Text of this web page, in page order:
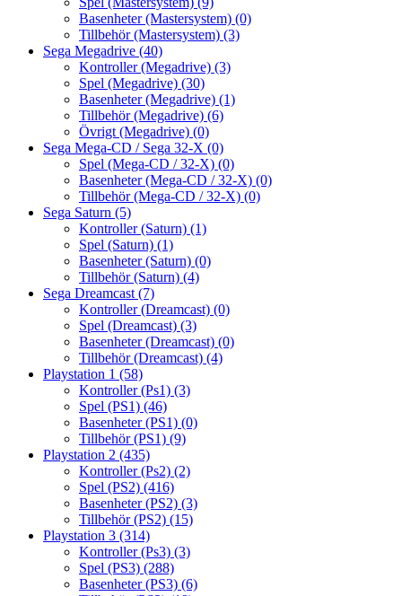
Basenheter (Mastersystem) (0)
Tillbehör (Mastersystem) (3)
Sega Megadrive (40)
Kontroller (Megadrive) (3)
Spel (Megadrive) (30)
Basenheter (Megadrive) (1)
Tillbehör (Megadrive) (6)
Övrigt (Megadrive) (0)
Sega Mega-CD / Sega 32-X (0)
Spel (Mega-CD / 32-X) (0)
Basenheter (Mega-CD / 32-X) (0)
Tillbehör (Mega-CD / 32-X) (0)
Sega Saturn (5)
Kontroller (Saturn) (1)
Spel (Saturn) (1)
Basenheter (Saturn) (0)
Tillbehör (Saturn) (4)
Sega Dreamcast (7)
Kontroller (Dreamcast) (0)
Spel (Dreamcast) (3)
Basenheter (Dreamcast) (0)
Tillbehör (Dreamcast) (4)
Playstation 1 (58)
Kontroller (Ps1) (3)
Spel (PS1) (46)
Basenheter (PS1) (0)
Tillbehör (PS1) (9)
Playstation 2 (435)
Kontroller (Ps2) (2)
Spel (PS2) (416)
Basenheter (PS2) (3)
Tillbehör (PS2) (15)
Playstation 3 (314)
Kontroller (Ps3) (3)
Spel (PS3) (288)
Basenheter (PS3) (6)